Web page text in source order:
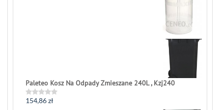
Paleteo Kosz Na Odpady Zmieszane 240L , Kzj240
Rated
154,86zł